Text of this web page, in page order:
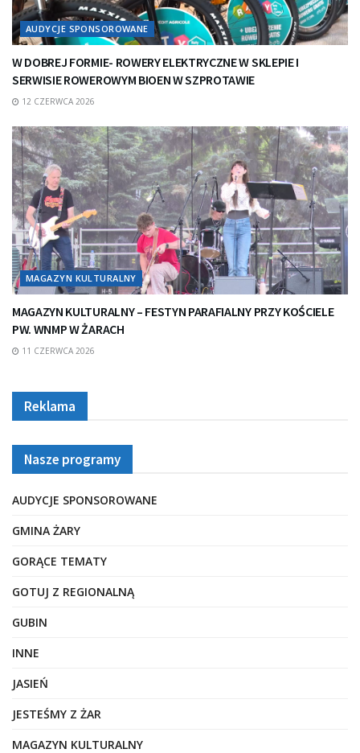
AUDYCJE SPONSOROWANE
W DOBREJ FORMIE- ROWERY ELEKTRYCZNE W SKLEPIE I
SERWISIE ROWEROWYM BIOEN W SZPROTAWIE
12 CZERWCA 2026
MAGAZYN KULTURALNY
MAGAZYN KULTURALNY – FESTYN PARAFIALNY PRZY KOŚCIELE
PW. WNMP W ŻARACH
11 CZERWCA 2026
Reklama
Nasze programy
AUDYCJE SPONSOROWANE
GMINA ŻARY
GORĄCE TEMATY
GOTUJ Z REGIONALNĄ
GUBIN
INNE
JASIEŃ
JESTEŚMY Z ŻAR
MAGAZYN KULTURALNY